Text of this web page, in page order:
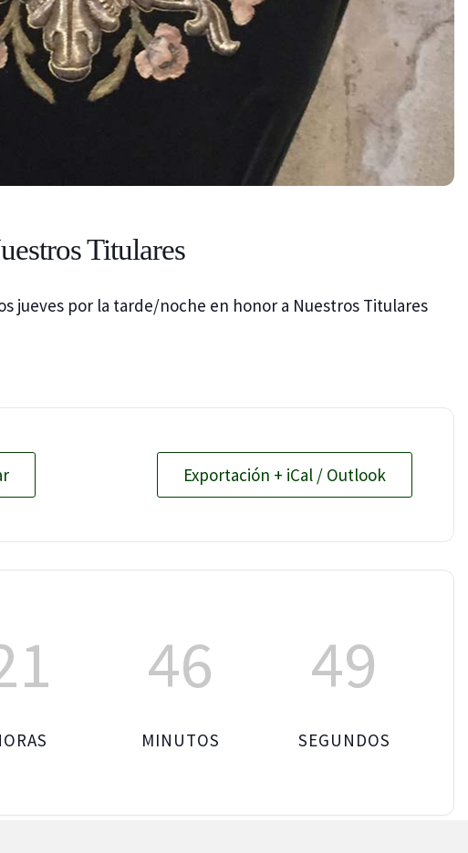
Titulares
jueves por la tarde/noche en honor a Nuestros Titulares
Exportación + iCal / Outlook
46
MINUTOS
48
SEGUNDOS